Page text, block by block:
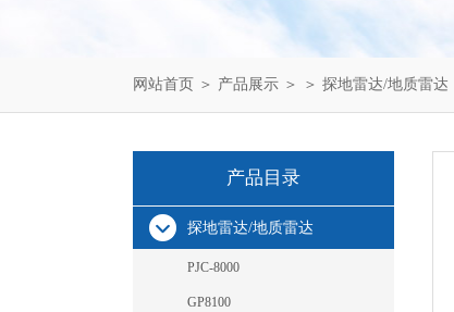
网站首页 ＞ 产品展示 ＞ ＞ 探地雷达/地质雷达
产品目录
探地雷达/地质雷达
PJC-8000
GP8100